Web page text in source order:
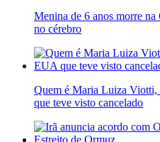
Menina de 6 anos morre na
no cérebro
Quem é Maria Luiza
que teve visto cancelado